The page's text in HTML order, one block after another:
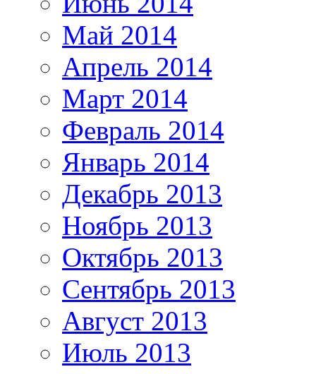
Май 2014
Апрель 2014
Март 2014
Февраль 2014
Январь 2014
Декабрь 2013
Ноябрь 2013
Октябрь 2013
Сентябрь 2013
Август 2013
Июль 2013